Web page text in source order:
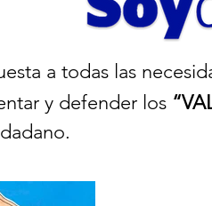
a todas las
y defender los